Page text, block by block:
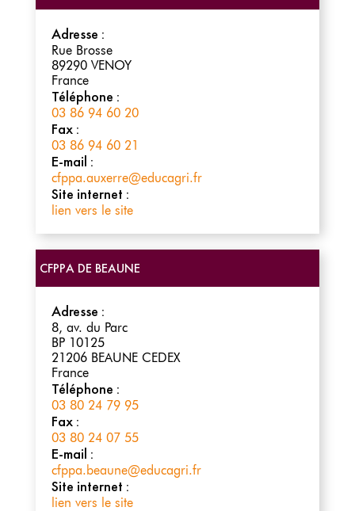
Adresse :
Rue Brosse
89290 VENOY
France
Téléphone :
03 86 94 60 20
Fax :
03 86 94 60 21
E-mail :
cfppa.auxerre@educagri.fr
Site internet :
lien vers le site
CFPPA DE BEAUNE
Adresse :
8, av. du Parc
BP 10125
21206 BEAUNE CEDEX
France
Téléphone :
03 80 24 79 95
Fax :
03 80 24 07 55
E-mail :
cfppa.beaune@educagri.fr
Site internet :
lien vers le site